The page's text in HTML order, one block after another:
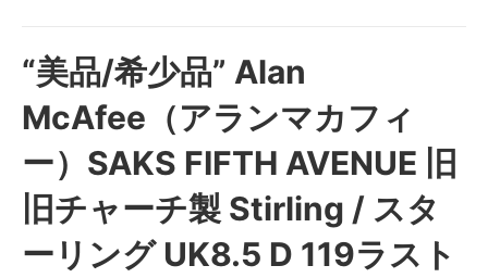
“美品/希少品” Alan
McAfee（アランマカフィ
ー）SAKS FIFTH AVENUE 旧
旧チャーチ製 Stirling / スタ
ーリング UK8.5 D 119ラスト